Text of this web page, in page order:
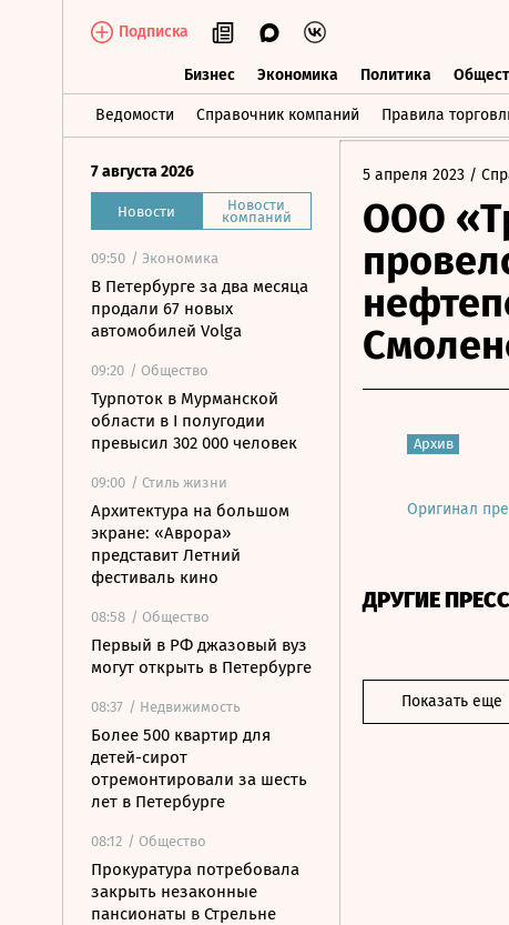
Подписка
Бизнес Экономика Политика
Ведомости Справочник компаний Правила
Бизнес Экономика Политика
7 августа 2026
Новости Новости
компаний
09:50 / Экономика
В Петербурге за два месяца
продали 67 новых
автомобилей Volga
09:20 / Общество
Турпоток в Мурманской
области в I полугодии
превысил 302 000 человек
09:00 / Стиль жизни
Архитектура на большом
экране: «Аврора»
представит Летний
фестиваль кино
08:58 / Общество
Первый в РФ джазовый вуз
могут открыть в Петербурге
08:37 / Недвижимость
Более 500 квартир для
детей-сирот
отремонтировали за шесть
лет в Петербурге
08:12 / Общество
Прокуратура потребовала
закрыть незаконные
пансионаты в Стрельне
5 апреля 2023 /
ООО
Архив
Оригинал
ДРУГИЕ
Показать еще